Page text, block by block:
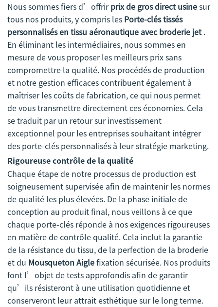
Nous sommes fiers d’offrirprix de gros direct usinesur
tous nos produits, y compris les Porte-clés tissés
personnalisés en tissu aéronautique avec broderie jet.
En éliminant les intermédiaires, nous sommes en
mesure de vous proposer les meilleurs prix sans
compromettre la qualité. Nos procédés de production
et notre gestion efficaces contribuent également à
maîtriser les coûts de fabrication, ce qui nous permet
de vous transmettre directement ces économies. Cela
se traduit par un retour sur investissement
exceptionnel pour les entreprises souhaitant intégrer
des porte-clés personnalisés à leur stratégie marketing.
Rigoureuse contrôle de la qualité
Chaque étape de notre processus de production est
soigneusement supervisée afin de maintenir les normes
de qualité les plus élevées. De la phase initiale de
conception au produit final, nous veillons à ce que
chaque porte-clés réponde à nos exigences rigoureuses
en matière de contrôle qualité. Cela inclut la garantie
de la résistance du tissu, de la perfection de la broderie
et du Mousqueton Aiglefixation sécurisée. Nos produits
font l’objet de tests approfondis afin de garantir
qu’ils résisteront à une utilisation quotidienne et
conserveront leur attrait esthétique sur le long terme.